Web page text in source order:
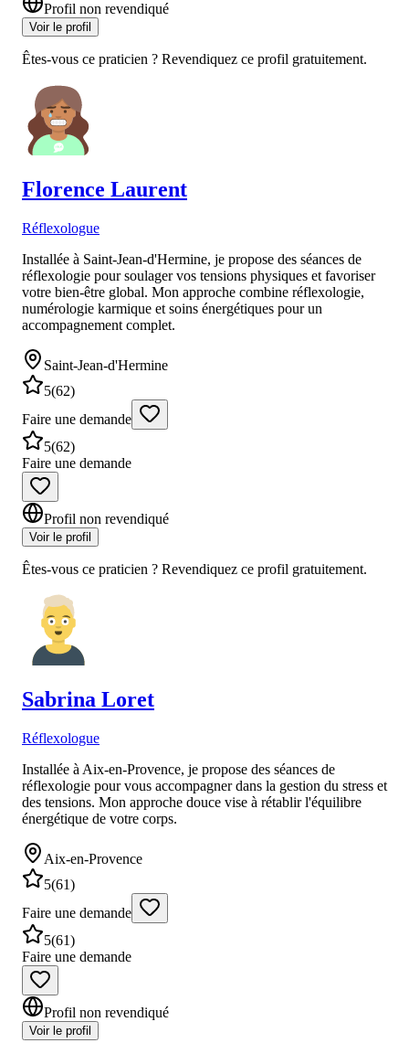
Profil non revendiqué
Voir le profil
Êtes-vous ce praticien ? Revendiquez ce profil gratuitement.
Florence Laurent
Réflexologue
Installée à Saint-Jean-d'Hermine, je propose des séances de
réflexologie pour soulager vos tensions physiques et favoriser
votre bien-être global. Mon approche combine réflexologie,
numérologie karmique et soins énergétiques pour un
accompagnement complet.
Saint-Jean-d'Hermine
5(62)
Faire une demande
5(62)
Faire une demande
Profil non revendiqué
Voir le profil
Êtes-vous ce praticien ? Revendiquez ce profil gratuitement.
Sabrina Loret
Réflexologue
Installée à Aix-en-Provence, je propose des séances de
réflexologie pour vous accompagner dans la gestion du stress et
des tensions. Mon approche douce vise à rétablir l'équilibre
énergétique de votre corps.
Aix-en-Provence
5(61)
Faire une demande
5(61)
Faire une demande
Profil non revendiqué
Voir le profil